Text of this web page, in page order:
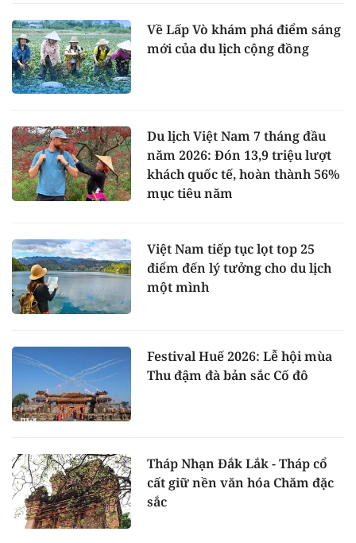
Về Lấp Vò khám phá điểm sáng
mới của du lịch cộng đồng
Du lịch Việt Nam 7 tháng đầu
năm 2026: Đón 13,9 triệu lượt
khách quốc tế, hoàn thành 56%
mục tiêu năm
Việt Nam tiếp tục lọt top 25
điểm đến lý tưởng cho du lịch
một mình
Festival Huế 2026: Lễ hội mùa
Thu đậm đà bản sắc Cố đô
Tháp Nhạn Đắk Lắk - Tháp cổ
cất giữ nền văn hóa Chăm đặc
sắc